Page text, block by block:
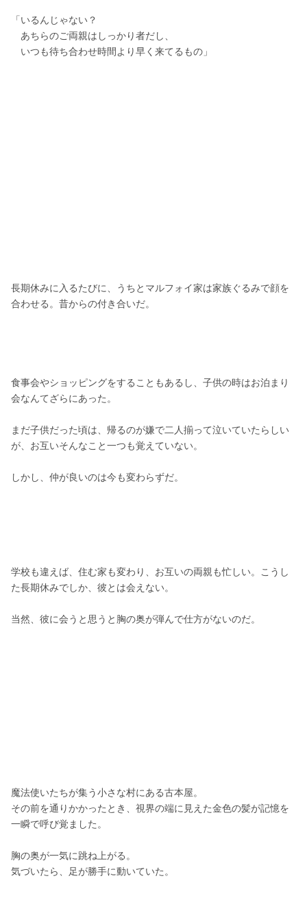
「いるんじゃない？
あちらのご両親はしっかり者だし、
いつも待ち合わせ時間より早く来てるもの」
長期休みに入るたびに、うちとマルフォイ家は家族ぐるみで顔を
合わせる。昔からの付き合いだ。
食事会やショッピングをすることもあるし、子供の時はお泊まり
会なんてざらにあった。
まだ子供だった頃は、帰るのが嫌で二人揃って泣いていたらしい
が、お互いそんなこと一つも覚えていない。
しかし、仲が良いのは今も変わらずだ。
学校も違えば、住む家も変わり、お互いの両親も忙しい。こうし
た長期休みでしか、彼とは会えない。
当然、彼に会うと思うと胸の奥が弾んで仕方がないのだ。
魔法使いたちが集う小さな村にある古本屋。
その前を通りかかったとき、視界の端に見えた金色の髪が記憶を
一瞬で呼び覚ました。
胸の奥が一気に跳ね上がる。
気づいたら、足が勝手に動いていた。